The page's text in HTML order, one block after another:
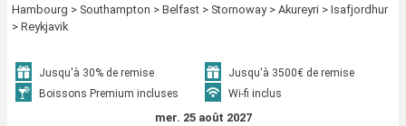
Hambourg > Southampton > Belfast > Stornoway > Akureyri > Isafjordhur
> Reykjavik
Jusqu'à 30% de remise
Jusqu'à 3500€ de remise
Boissons Premium incluses
Wi-fi inclus
mer. 25 août 2027